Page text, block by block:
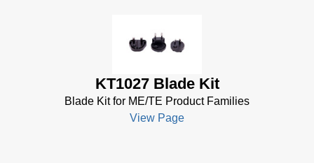
KT1027 Blade Kit
Blade Kit for ME/TE Product Families
View Page